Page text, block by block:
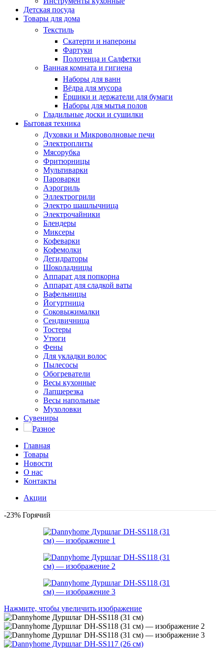
Детская посуда
Товары для дома
Текстиль
Скатерти и напероны
Фартуки
Полотенца и Салфетки
Ванная комната и гигиена
Наборы для ванн
Вёдра для мусора
Ёршики и держатели для бумаги
Наборы для мытья полов
Гладильные доски и сушилки
Бытовая техника
Духовки и Микроволновые печи
Электроплиты
Мясорубка
Фритюрницы
Мультиварки
Пароварки
Аэрогриль
Эллектрогрили
Электро шашлычница
Электрочайники
Блендеры
Миксеры
Кофеварки
Кофемолки
Дегидраторы
Шоколадницы
Аппарат для попкорна
Аппарат для сладкой ваты
Вафельницы
Йогуртница
Соковыжималки
Сендвичница
Тостеры
Утюги
Фены
Для укладки волос
Пылесосы
Обогреватели
Весы кухонные
Лапшерезка
Весы напольные
Мухоловки
Сувениры
Разное
Главная
Товары
Новости
О нас
Контакты
Акции
-23% Горячий
Нажмите, чтобы увеличить изображение